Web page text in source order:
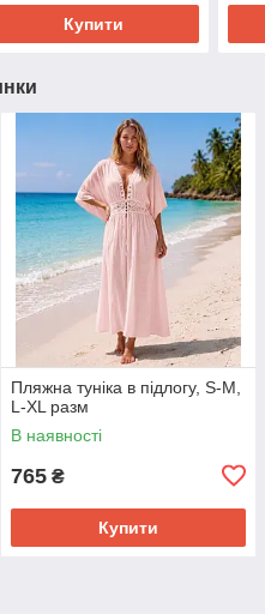
Купити
Пляжна туніка в підлогу, S-M,
L-XL разм
В наявності
765 ₴
Купити